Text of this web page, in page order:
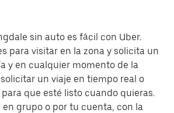
sin auto es fácil con Uber.
para visitar en la zona y solicita un
y en cualquier momento de la
un viaje en tiempo real o
que esté listo cuando quieras.
en grupo o por tu cuenta, con la